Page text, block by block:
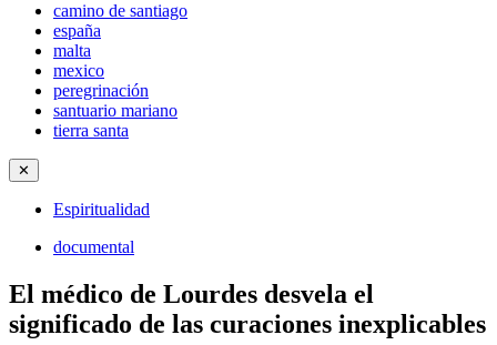
camino de santiago
españa
malta
mexico
peregrinación
santuario mariano
tierra santa
✕
Espiritualidad
documental
El médico de Lourdes desvela el
significado de las curaciones inexplicables